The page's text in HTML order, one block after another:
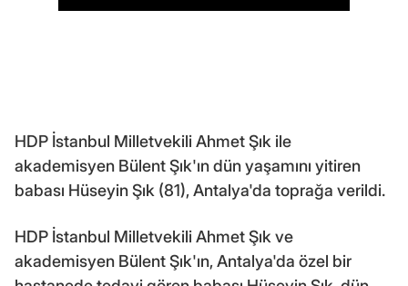
HDP İstanbul Milletvekili Ahmet Şık ile
akademisyen Bülent Şık'ın dün yaşamını yitiren
babası Hüseyin Şık (81), Antalya'da toprağa verildi.
HDP İstanbul Milletvekili Ahmet Şık ve
akademisyen Bülent Şık'ın, Antalya'da özel bir